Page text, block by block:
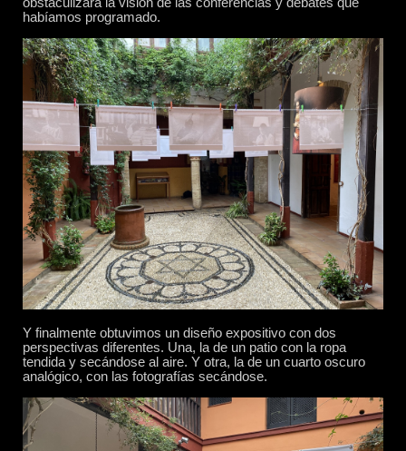
habíamos programado.
Y finalmente obtuvimos un diseño expositivo con dos
perspectivas diferentes. Una, la de un patio con la ropa
tendida y secándose al aire. Y otra, la de un cuarto oscuro
analógico, con las fotografías secándose.